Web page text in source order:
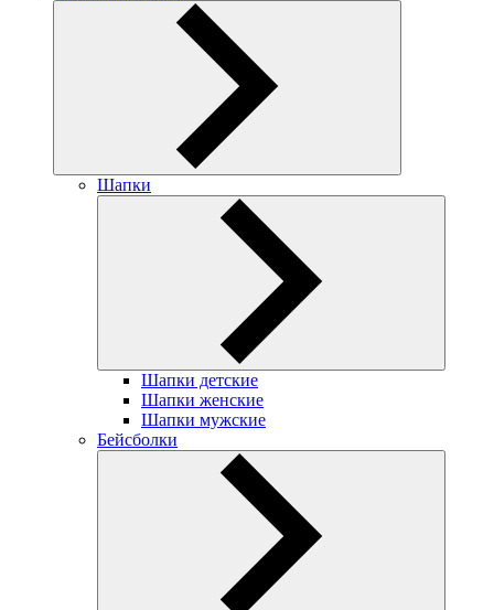
Шапки
Шапки детские
Шапки женские
Шапки мужские
Бейсболки